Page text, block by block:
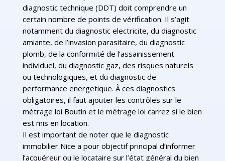
diagnostic technique (DDT) doit comprendre un
certain nombre de points de vérification. Il s’agit
notamment du diagnostic electricite, du diagnostic
amiante, de l’invasion parasitaire, du diagnostic
plomb, de la conformité de l’assainissement
individuel, du diagnostic gaz, des risques naturels
ou technologiques, et du diagnostic de
performance energetique. À ces diagnostics
obligatoires, il faut ajouter les contrôles sur le
métrage loi Boutin et le métrage loi carrez si le bien
est mis en location.
Il est important de noter que le diagnostic
immobilier Nice a pour objectif principal d’informer
l’acquéreur ou le locataire sur l’état général du bien